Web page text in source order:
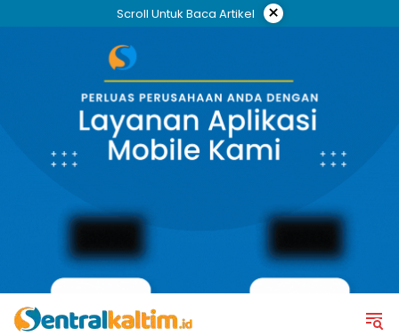
Scroll Untuk Baca Artikel ×